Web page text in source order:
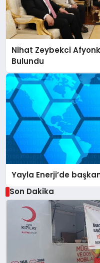
Nihat Zeybekci
Bulundu
Yayla Enerji’de
Son Dakika